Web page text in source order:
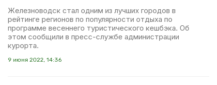
Железноводск стал одним из лучших городов в
рейтинге регионов по популярности отдыха по
программе весеннего туристического кешбэка. Об
этом сообщили в пресс-службе администрации
курорта.
9 июня 2022, 14:36